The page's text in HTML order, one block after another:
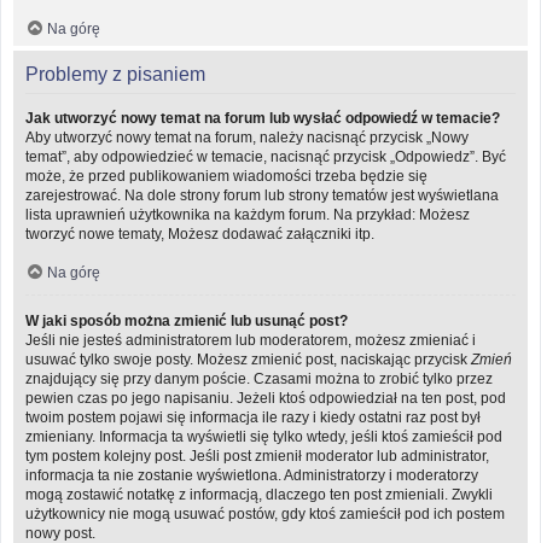
Na górę
Problemy z pisaniem
Jak utworzyć nowy temat na forum lub wysłać odpowiedź w temacie?
Aby utworzyć nowy temat na forum, należy nacisnąć przycisk „Nowy
temat”, aby odpowiedzieć w temacie, nacisnąć przycisk „Odpowiedz”. Być
może, że przed publikowaniem wiadomości trzeba będzie się
zarejestrować. Na dole strony forum lub strony tematów jest wyświetlana
lista uprawnień użytkownika na każdym forum. Na przykład: Możesz
tworzyć nowe tematy, Możesz dodawać załączniki itp.
Na górę
W jaki sposób można zmienić lub usunąć post?
Jeśli nie jesteś administratorem lub moderatorem, możesz zmieniać i
usuwać tylko swoje posty. Możesz zmienić post, naciskając przycisk Zmień
znajdujący się przy danym poście. Czasami można to zrobić tylko przez
pewien czas po jego napisaniu. Jeżeli ktoś odpowiedział na ten post, pod
twoim postem pojawi się informacja ile razy i kiedy ostatni raz post był
zmieniany. Informacja ta wyświetli się tylko wtedy, jeśli ktoś zamieścił pod
tym postem kolejny post. Jeśli post zmienił moderator lub administrator,
informacja ta nie zostanie wyświetlona. Administratorzy i moderatorzy
mogą zostawić notatkę z informacją, dlaczego ten post zmieniali. Zwykli
użytkownicy nie mogą usuwać postów, gdy ktoś zamieścił pod ich postem
nowy post.